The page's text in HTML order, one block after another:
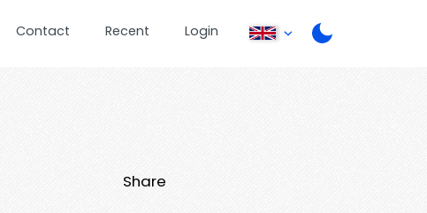
Contact Recent Login
Share